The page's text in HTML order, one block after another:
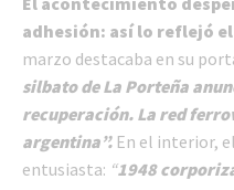
adhesión: así lo reflejó
marzo destacaba en su
silbato de La Porteña
recuperación. La red
argentina”. En el interior,
entusiasta: “1948